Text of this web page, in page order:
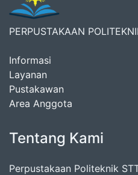
PERPUSTAKAAN
Informasi
Layanan
Pustakawan
Area Anggota
Tentang Kami
Perpustakaan Politeknik